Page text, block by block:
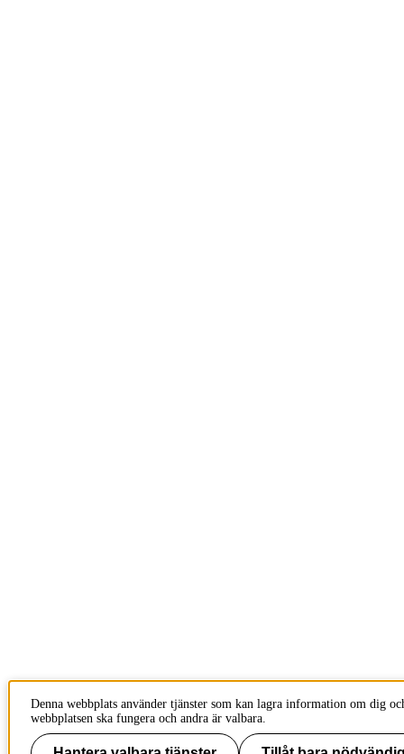
Denna webbplats använder tjänster som kan lagra information om dig
webbplatsen ska fungera och andra är valbara.